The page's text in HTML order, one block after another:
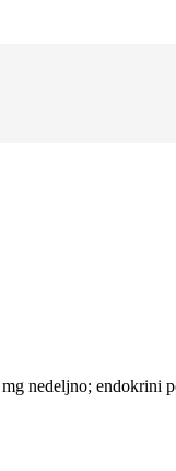
nedeljno; endokrini